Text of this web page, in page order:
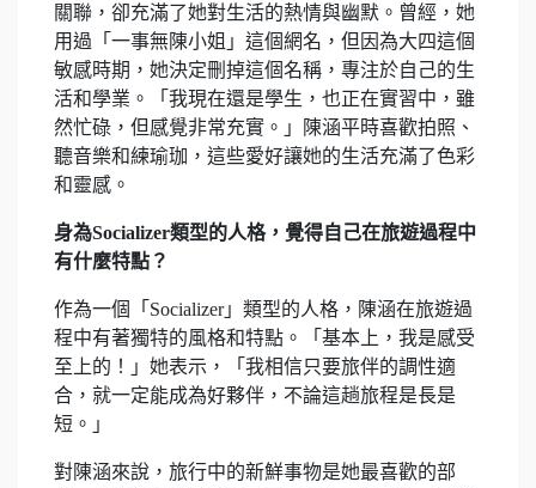
關聯，卻充滿了她對生活的熱情與幽默。曾經，她
用過「一事無陳小姐」這個網名，但因為大四這個
敏感時期，她決定刪掉這個名稱，專注於自己的生
活和學業。「我現在還是學生，也正在實習中，雖
然忙碌，但感覺非常充實。」陳涵平時喜歡拍照、
聽音樂和練瑜珈，這些愛好讓她的生活充滿了色彩
和靈感。
身為Socializer類型的人格，覺得自己在旅遊過程中
有什麼特點？
作為一個「Socializer」類型的人格，陳涵在旅遊過
程中有著獨特的風格和特點。「基本上，我是感受
至上的！」她表示，「我相信只要旅伴的調性適
合，就一定能成為好夥伴，不論這趟旅程是長是
短。」
對陳涵來說，旅行中的新鮮事物是她最喜歡的部